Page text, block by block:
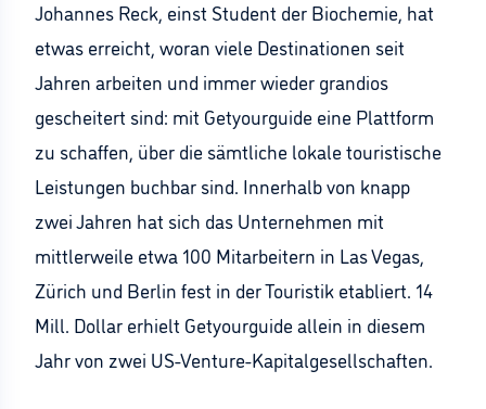
Johannes Reck, einst Student der Biochemie, hat
etwas erreicht, woran viele Destinationen seit
Jahren arbeiten und immer wieder grandios
gescheitert sind: mit Getyourguide eine Plattform
zu schaffen, über die sämtliche lokale touristische
Leistungen buchbar sind. Innerhalb von knapp
zwei Jahren hat sich das Unternehmen mit
mittlerweile etwa 100 Mitarbeitern in Las Vegas,
Zürich und Berlin fest in der Touristik etabliert. 14
Mill. Dollar erhielt Getyourguide allein in diesem
Jahr von zwei US-Venture-Kapitalgesellschaften.